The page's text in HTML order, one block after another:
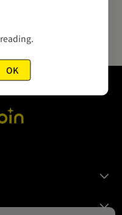
OK